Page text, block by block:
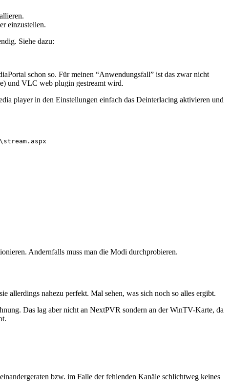
einzustellen.
Siehe dazu:
schon so. Für meinen “Anwendungsfall” ist das zwar nicht
und VLC web plugin gestreamt wird.
player in den Einstellungen einfach das Deinterlacing aktivieren und
Andernfalls muss man die Modi durchprobieren.
allerdings nahezu perfekt. Mal sehen, was sich noch so alles ergibt.
Das lag aber nicht an NextPVR sondern an der WinTV-Karte, da
bzw. im Falle der fehlenden Kanäle schlichtweg keines